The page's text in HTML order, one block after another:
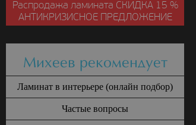
Распродажа ламината СКИДКА15 %
АНТИКРИЗИСНОЕ ПРЕДЛОЖЕНИЕ
Михеев рекомендует
Ламинат в интерьере (онлайн подбор)
Частые вопросы